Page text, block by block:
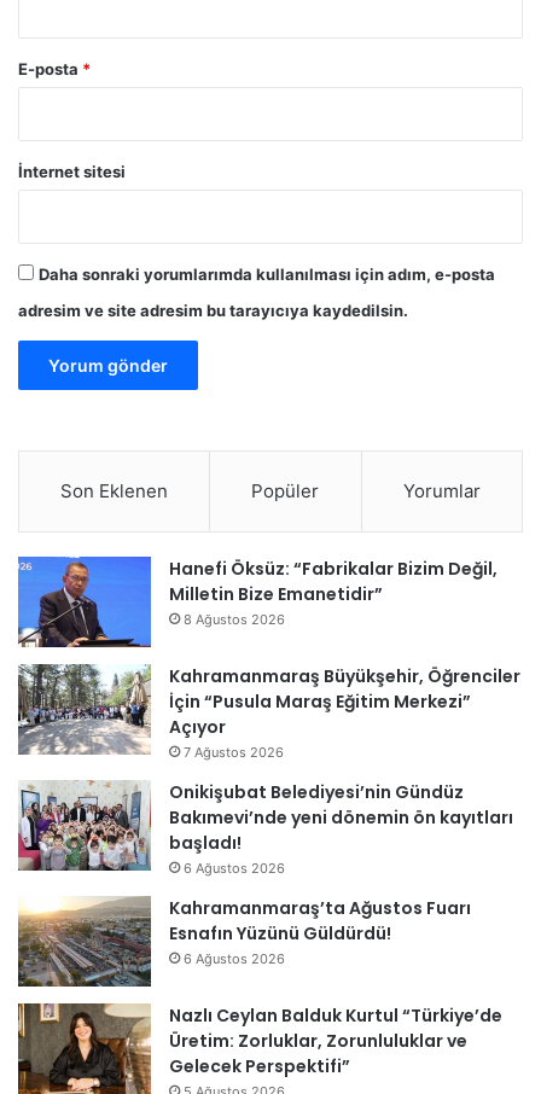
E-posta *
İnternet sitesi
Daha sonraki yorumlarımda kullanılması için adım, e-posta
adresim ve site adresim bu tarayıcıya kaydedilsin.
Son Eklenen Popüler Yorumlar
Hanefi Öksüz: “Fabrikalar Bizim Değil,
Milletin Bize Emanetidir”
8 Ağustos 2026
Kahramanmaraş Büyükşehir, Öğrenciler
İçin “Pusula Maraş Eğitim Merkezi”
Açıyor
7 Ağustos 2026
Onikişubat Belediyesi’nin Gündüz
Bakımevi’nde yeni dönemin ön kayıtları
başladı!
6 Ağustos 2026
Kahramanmaraş’ta Ağustos Fuarı
Esnafın Yüzünü Güldürdü!
6 Ağustos 2026
Nazlı Ceylan Balduk Kurtul “Türkiye’de
Üretim: Zorluklar, Zorunluluklar ve
Gelecek Perspektifi”